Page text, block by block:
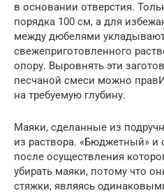
в основании отверстия.
порядка 100 см, а для
между дюбелями
свежеприготовленного
опору. Выровнять эти
песчаной смеси можно
на требуемую глубину.
Маяки, сделанные из
из раствора. «Бюджетный» и
после осуществления
убирать маяки, потому что
стяжки, являясь